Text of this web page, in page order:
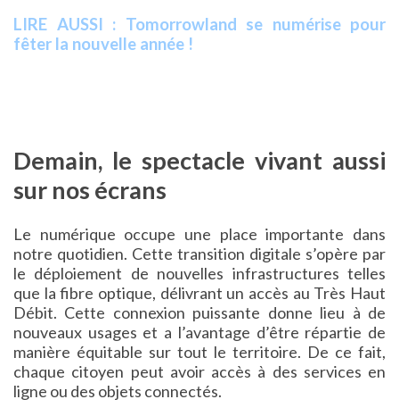
LIRE AUSSI : Tomorrowland se numérise pour
fêter la nouvelle année !
Demain, le spectacle vivant aussi
sur nos écrans
Le numérique occupe une place importante dans
notre quotidien. Cette transition digitale s’opère par
le déploiement de nouvelles infrastructures telles
que la fibre optique, délivrant un accès au Très Haut
Débit. Cette connexion puissante donne lieu à de
nouveaux usages et a l’avantage d’être répartie de
manière équitable sur tout le territoire. De ce fait,
chaque citoyen peut avoir accès à des services en
ligne ou des objets connectés.